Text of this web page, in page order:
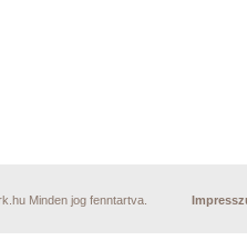
Minden jog fenntartva.